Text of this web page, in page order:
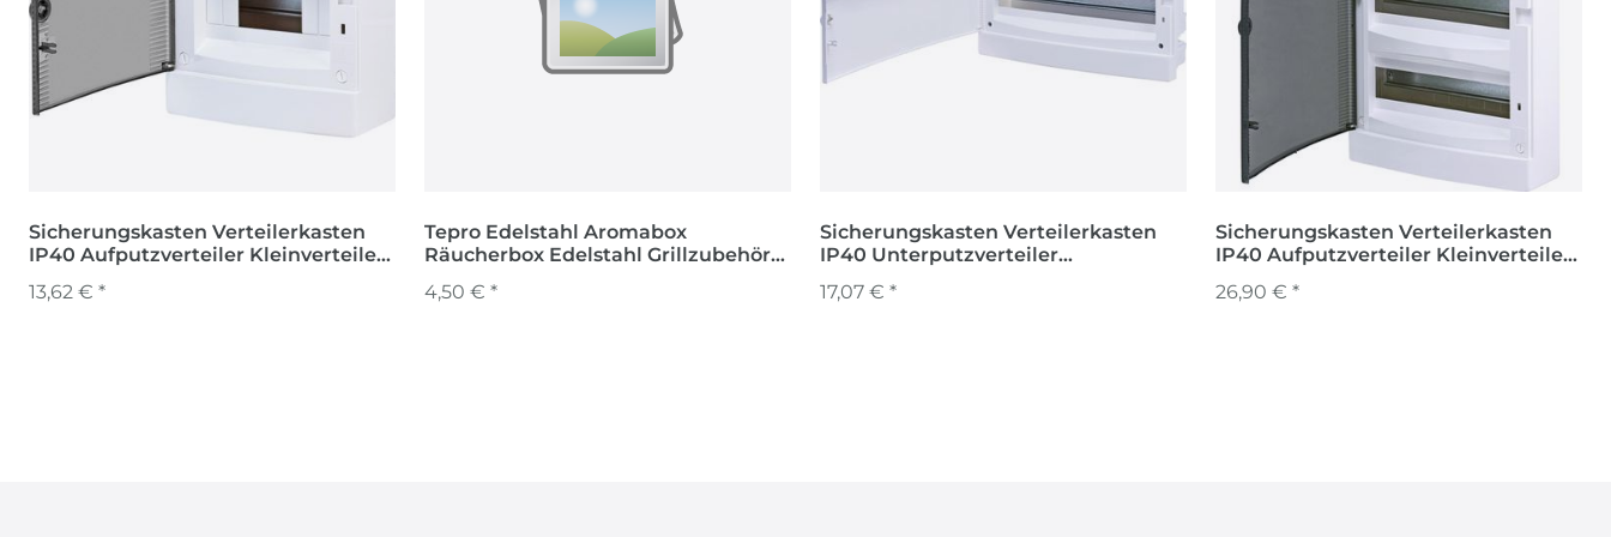
Sicherungskasten Verteilerkasten
IP40 Aufputzverteiler Kleinverteiler
13,62 € *
Tepro Edelstahl Aromabox
Räucherbox Edelstahl Grillzubehör
4,50 € *
Sicherungskasten Verteilerkasten
IP40 Unterputzverteiler
17,07 € *
Sicherungskasten Verteilerkasten
IP40 Aufputzverteiler Kleinverteiler
26,90 € *